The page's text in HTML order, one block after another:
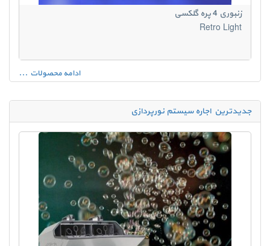
زنبوری 4 پره گلکسی
Retro Light
ادامه محصولات ...
جدیدترین اجاره سیستم نورپردازی